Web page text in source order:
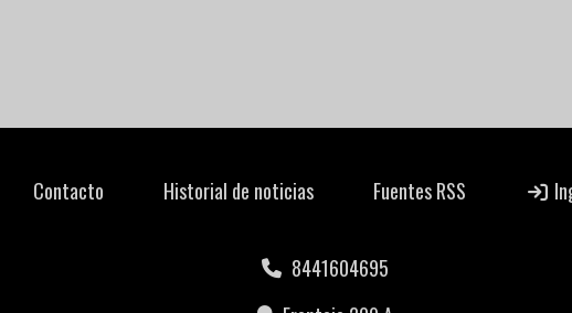
Contacto Historial de noticias Fuentes RSS
8441604695